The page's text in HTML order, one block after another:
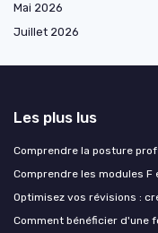
Mai 2026
Juillet 2026
Les plus lus
Comprendre la posture
Comprendre les modules F
Optimisez vos révisions :
Comment bénéficier d'une